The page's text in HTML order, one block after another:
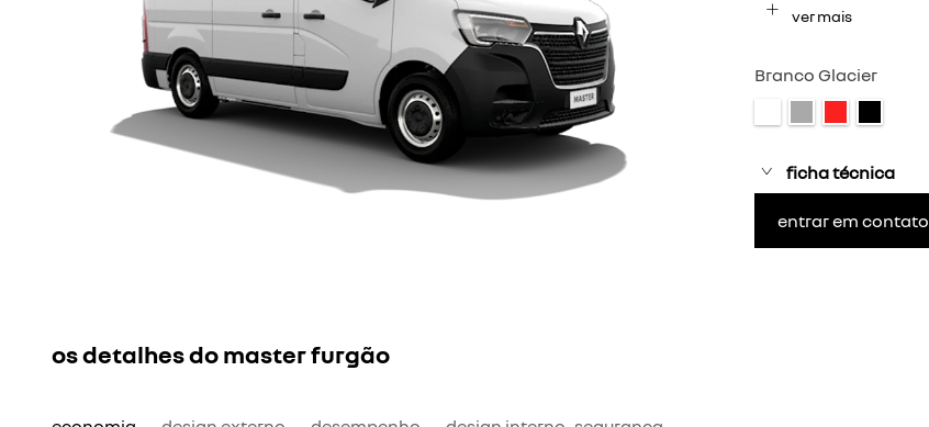
ver mais
Branco Glacier
ficha técnica
entrar em contato
os detalhes do master furgão